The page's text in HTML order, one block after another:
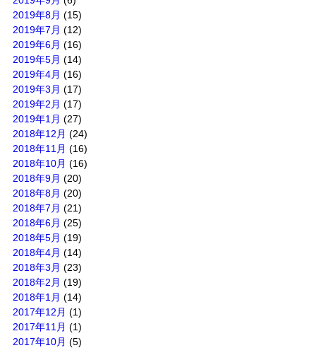
2019年8月 (15)
2019年7月 (12)
2019年6月 (16)
2019年5月 (14)
2019年4月 (16)
2019年3月 (17)
2019年2月 (17)
2019年1月 (27)
2018年12月 (24)
2018年11月 (16)
2018年10月 (16)
2018年9月 (20)
2018年8月 (20)
2018年7月 (21)
2018年6月 (25)
2018年5月 (19)
2018年4月 (14)
2018年3月 (23)
2018年2月 (19)
2018年1月 (14)
2017年12月 (1)
2017年11月 (1)
2017年10月 (5)